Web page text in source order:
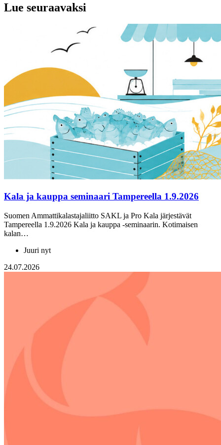
Lue seuraavaksi
Kala ja kauppa seminaari Tampereella 1.9.2026
Suomen Ammattikalastajaliitto SAKL ja Pro Kala järjestävät
Tampereella 1.9.2026 Kala ja kauppa -seminaarin. Kotimaisen
kalan…
Juuri nyt
24.07.2026